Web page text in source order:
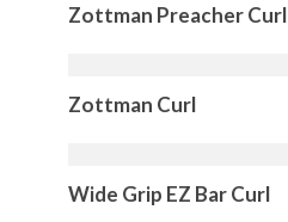
Zottman Preacher Curl
Zottman Curl
Wide Grip EZ Bar Curl